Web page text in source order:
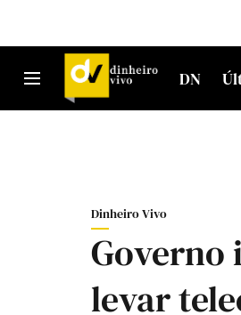
DN
Dinheiro Vivo
Governo
levar